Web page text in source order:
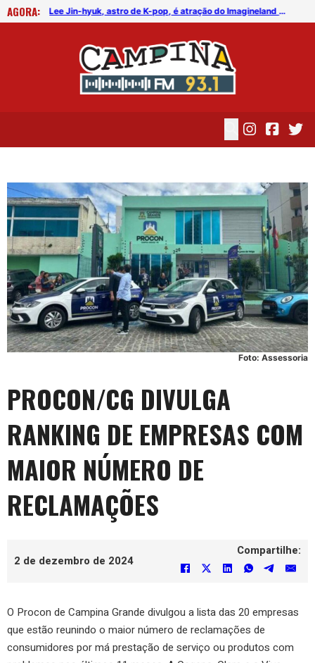
AGORA:
FICG trará Diogo Nogueira, Othon Bastos, Kell Smith e Antônio Nóbrega Lee Jin-hyuk, astro de K-pop, é atração do Imagineland On The Road 2026
Foto: Assessoria
PROCON/CG DIVULGA
RANKING DE EMPRESAS COM
MAIOR NÚMERO DE
RECLAMAÇÕES
2 de dezembro de 2024
Compartilhe:
O Procon de Campina Grande divulgou a lista das 20 empresas
que estão reunindo o maior número de reclamações de
consumidores por má prestação de serviço ou produtos com